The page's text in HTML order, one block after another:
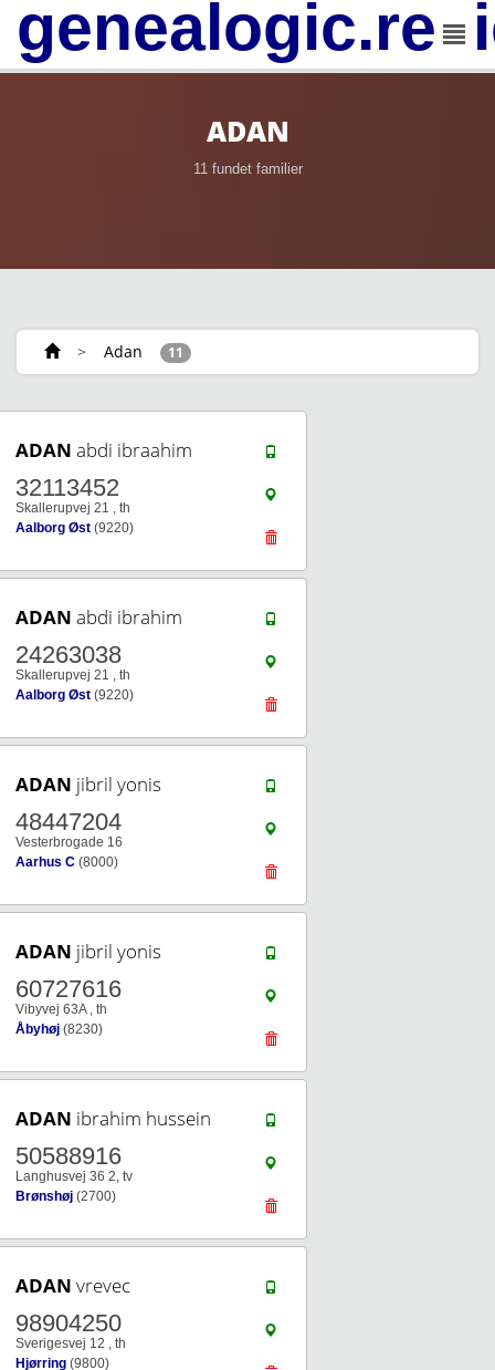
ADAN
11 fundet familier
> Adan 11
ADAN abdi ibraahim
32113452
Skallerupvej 21 , th
Aalborg Øst (9220)
ADAN abdi ibrahim
24263038
Skallerupvej 21 , th
Aalborg Øst (9220)
ADAN jibril yonis
48447204
Vesterbrogade 16
Aarhus C (8000)
ADAN jibril yonis
60727616
Vibyvej 63A , th
Åbyhøj (8230)
ADAN ibrahim hussein
50588916
Langhusvej 36 2, tv
Brønshøj (2700)
ADAN vrevec
98904250
Sverigesvej 12 , th
Hjørring (9800)